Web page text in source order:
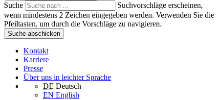
Suche
Suchvorschläge erscheinen,
wenn mindestens 2 Zeichen eingegeben werden. Verwenden Sie die
Pfeiltasten, um durch die Vorschläge zu navigieren.
Suche abschicken
Kontakt
Karriere
Presse
Über uns in leichter Sprache
DE Deutsch
EN English